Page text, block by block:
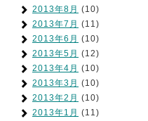
2013年8月 (10)
2013年7月 (11)
2013年6月 (10)
2013年5月 (12)
2013年4月 (10)
2013年3月 (10)
2013年2月 (10)
2013年1月 (11)